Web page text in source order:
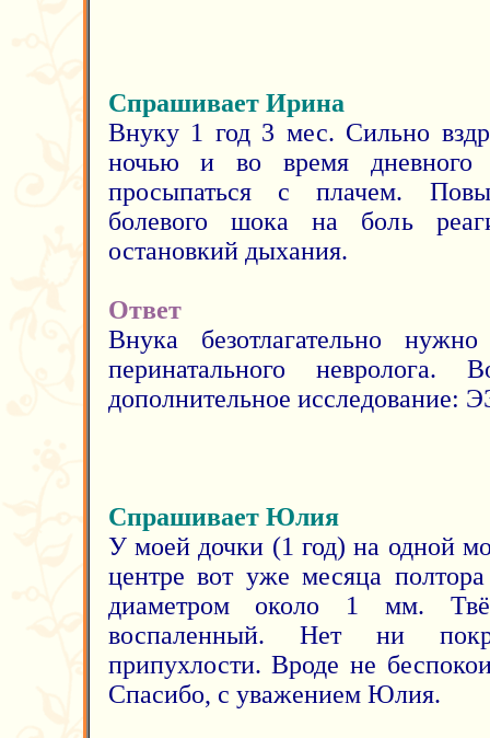
Спрашивает Ирина
Внуку 1 год 3 мес. Сильно
ночью и во время
просыпаться с плачем.
болевого шока на боль
остановкий дыхания.
Ответ
Внука безотлагательно нужно
перинатального невролога.
дополнительное исследование:
Спрашивает Юлия
У моей дочки (1 год) на одной
центре вот уже месяца
диаметром около 1 мм.
воспаленный. Нет ни
припухлости. Вроде не
Спасибо, с уважением Юлия.